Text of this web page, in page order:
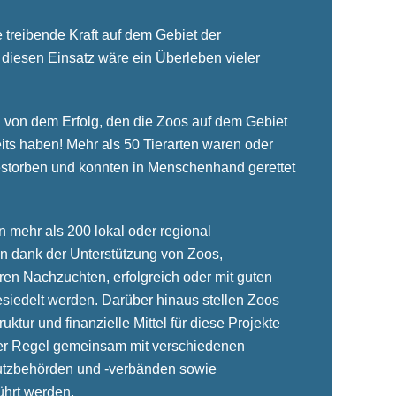
Kraft auf dem Gebiet der
Einsatz wäre ein Überleben vieler
dem Erfolg, den die Zoos auf dem Gebiet
haben! Mehr als 50 Tierarten waren oder
und konnten in Menschenhand gerettet
mehr als 200 lokal oder regional
dank der Unterstützung von Zoos,
Nachzuchten, erfolgreich oder mit guten
werden. Darüber hinaus stellen Zoos
und finanzielle Mittel für diese Projekte
Regel gemeinsam mit verschiedenen
und -verbänden sowie
werden.